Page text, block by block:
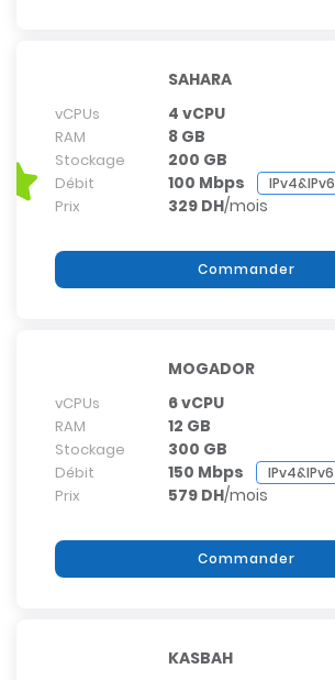
SAHARA
vCPUs 4 vCPU
RAM 8 GB
Stockage 200 GB
Débit 100 Mbps IPv4&IPv6
Prix 329 DH/mois
Commander
MOGADOR
vCPUs 6 vCPU
RAM 12 GB
Stockage 300 GB
Débit 150 Mbps IPv4&IPv6
Prix 579 DH/mois
Commander
KASBAH